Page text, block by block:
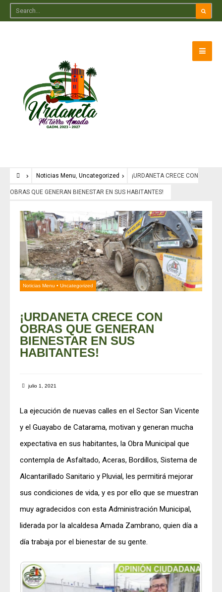
Noticias Menu, Uncategorized ¡URDANETA CRECE CON
OBRAS QUE GENERAN BIENESTAR EN SUS HABITANTES!
Noticias Menu • Uncategorized
¡URDANETA CRECE CON
OBRAS QUE GENERAN
BIENESTAR EN SUS
HABITANTES!
julio 1, 2021
La ejecución de nuevas calles en el Sector San Vicente
y el Guayabo de Catarama, motivan y generan mucha
expectativa en sus habitantes, la Obra Municipal que
contempla de Asfaltado, Aceras, Bordillos, Sistema de
Alcantarillado Sanitario y Pluvial, les permitirá mejorar
sus condiciones de vida, y es por ello que se muestran
muy agradecidos con esta Administración Municipal,
liderada por la alcaldesa Amada Zambrano, quien día a
día trabaja por el bienestar de su gente.